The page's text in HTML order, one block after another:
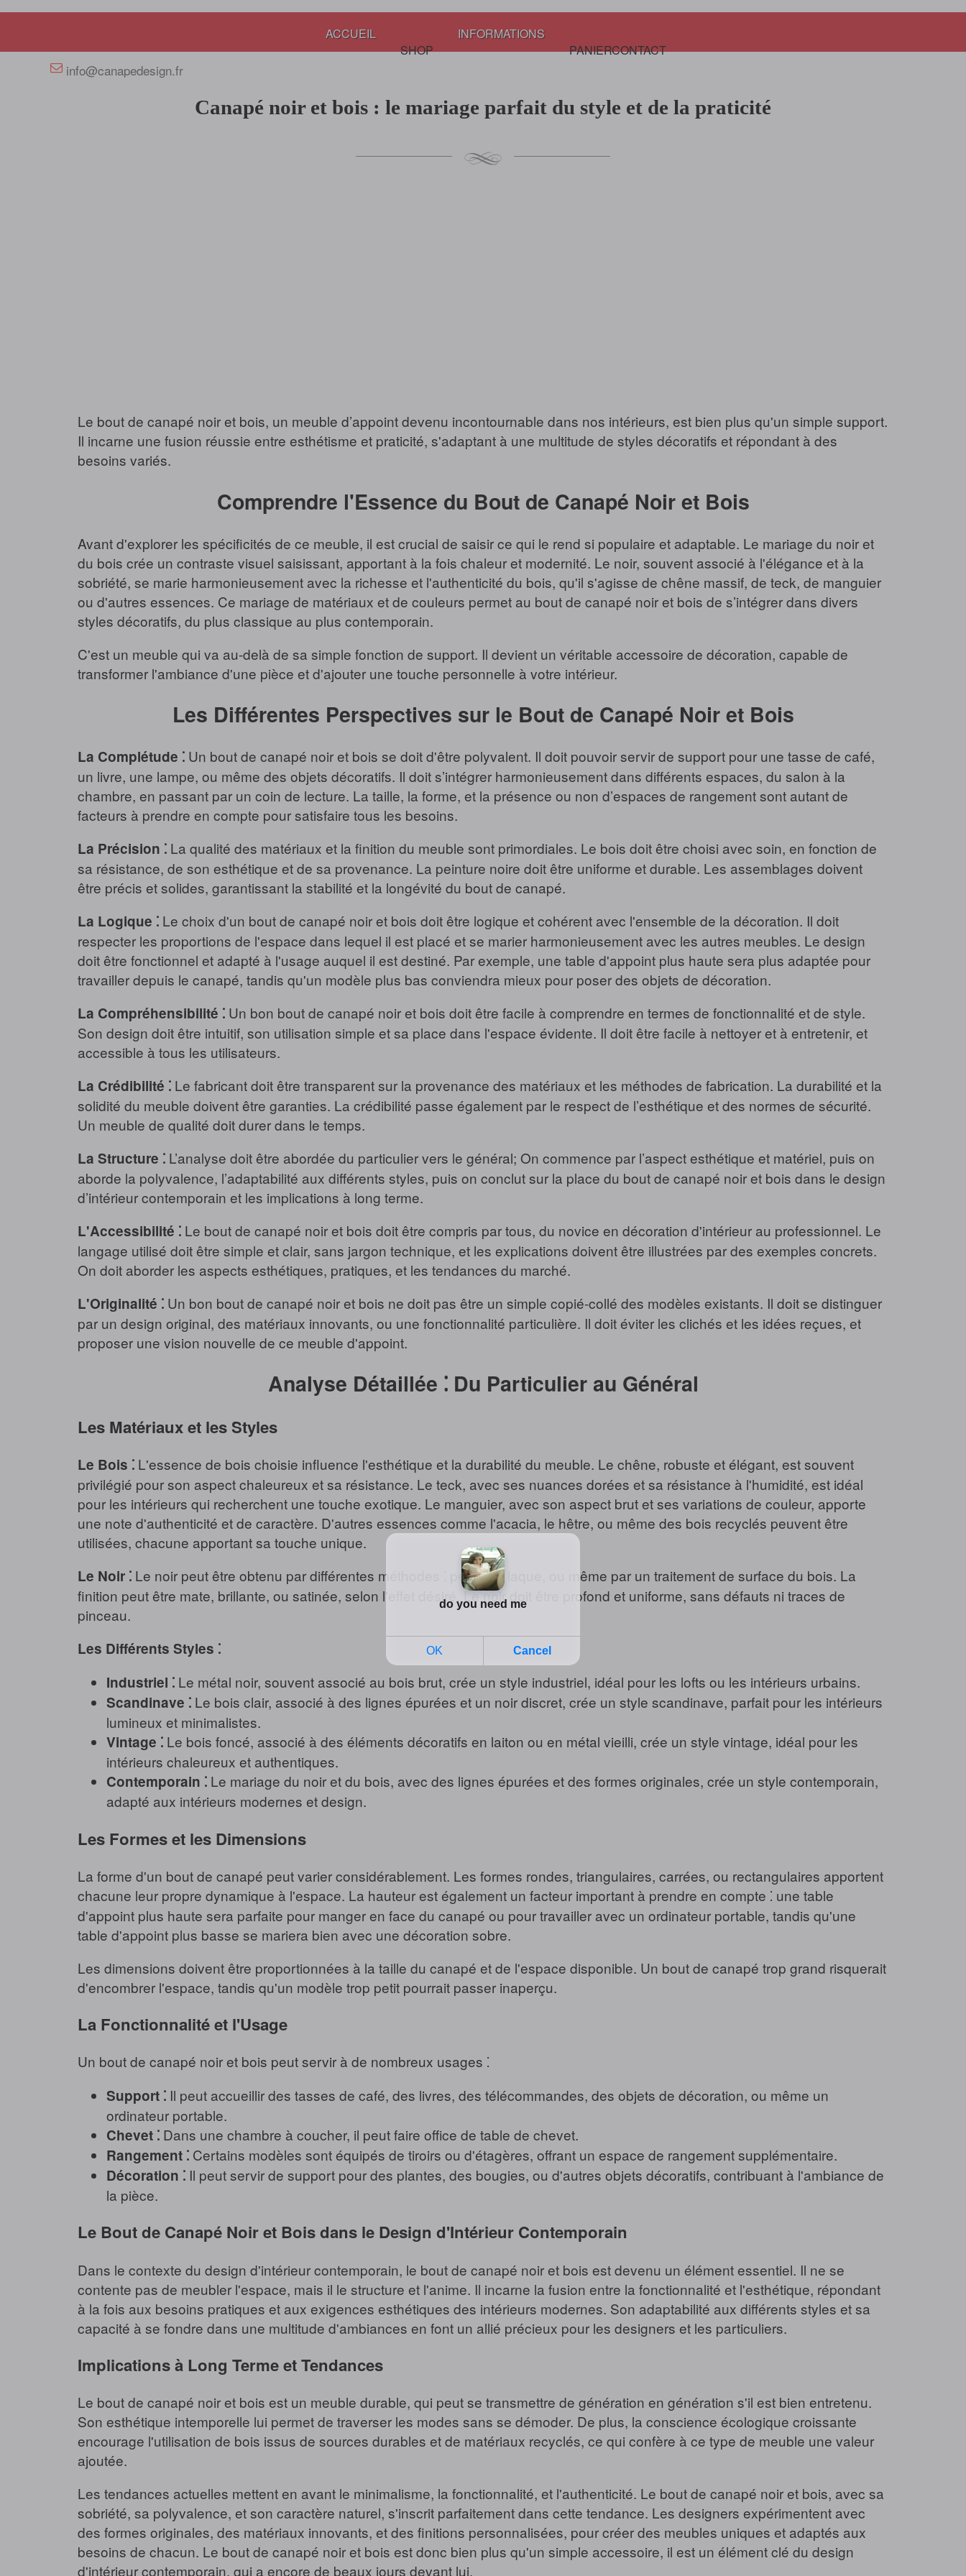
info@canapedesign.fr
ACCUEIL
SHOP
INFORMATIONS
PANIERCONTACT
Canapé noir et bois : le mariage parfait du style et de la praticité
Le bout de canapé noir et bois, un meuble d’appoint devenu incontournable dans nos intérieurs, est bien plus qu'un simple support.
Il incarne une fusion réussie entre esthétisme et praticité, s'adaptant à une multitude de styles décoratifs et répondant à des
besoins variés.
Comprendre l'Essence du Bout de Canapé Noir et Bois
Avant d'explorer les spécificités de ce meuble, il est crucial de saisir ce qui le rend si populaire et adaptable. Le mariage du noir et
du bois crée un contraste visuel saisissant, apportant à la fois chaleur et modernité. Le noir, souvent associé à l'élégance et à la
sobriété, se marie harmonieusement avec la richesse et l'authenticité du bois, qu'il s'agisse de chêne massif, de teck, de manguier
ou d'autres essences. Ce mariage de matériaux et de couleurs permet au bout de canapé noir et bois de s’intégrer dans divers
styles décoratifs, du plus classique au plus contemporain.
C'est un meuble qui va au-delà de sa simple fonction de support. Il devient un véritable accessoire de décoration, capable de
transformer l'ambiance d'une pièce et d'ajouter une touche personnelle à votre intérieur.
Les Différentes Perspectives sur le Bout de Canapé Noir et Bois
La Complétude ⁚Un bout de canapé noir et bois se doit d'être polyvalent. Il doit pouvoir servir de support pour une tasse de café,
un livre, une lampe, ou même des objets décoratifs. Il doit s’intégrer harmonieusement dans différents espaces, du salon à la
chambre, en passant par un coin de lecture. La taille, la forme, et la présence ou non d’espaces de rangement sont autant de
facteurs à prendre en compte pour satisfaire tous les besoins.
La Précision ⁚La qualité des matériaux et la finition du meuble sont primordiales. Le bois doit être choisi avec soin, en fonction de
sa résistance, de son esthétique et de sa provenance. La peinture noire doit être uniforme et durable. Les assemblages doivent
être précis et solides, garantissant la stabilité et la longévité du bout de canapé.
La Logique ⁚Le choix d'un bout de canapé noir et bois doit être logique et cohérent avec l'ensemble de la décoration. Il doit
respecter les proportions de l'espace dans lequel il est placé et se marier harmonieusement avec les autres meubles. Le design
doit être fonctionnel et adapté à l'usage auquel il est destiné. Par exemple, une table d'appoint plus haute sera plus adaptée pour
travailler depuis le canapé, tandis qu'un modèle plus bas conviendra mieux pour poser des objets de décoration.
La Compréhensibilité ⁚Un bon bout de canapé noir et bois doit être facile à comprendre en termes de fonctionnalité et de style.
Son design doit être intuitif, son utilisation simple et sa place dans l'espace évidente. Il doit être facile à nettoyer et à entretenir, et
accessible à tous les utilisateurs.
La Crédibilité ⁚Le fabricant doit être transparent sur la provenance des matériaux et les méthodes de fabrication. La durabilité et la
solidité du meuble doivent être garanties. La crédibilité passe également par le respect de l’esthétique et des normes de sécurité.
Un meuble de qualité doit durer dans le temps.
La Structure ⁚L’analyse doit être abordée du particulier vers le général; On commence par l’aspect esthétique et matériel, puis on
aborde la polyvalence, l’adaptabilité aux différents styles, puis on conclut sur la place du bout de canapé noir et bois dans le design
d’intérieur contemporain et les implications à long terme.
L'Accessibilité ⁚Le bout de canapé noir et bois doit être compris par tous, du novice en décoration d'intérieur au professionnel. Le
langage utilisé doit être simple et clair, sans jargon technique, et les explications doivent être illustrées par des exemples concrets.
On doit aborder les aspects esthétiques, pratiques, et les tendances du marché.
L'Originalité ⁚Un bon bout de canapé noir et bois ne doit pas être un simple copié-collé des modèles existants. Il doit se distinguer
par un design original, des matériaux innovants, ou une fonctionnalité particulière. Il doit éviter les clichés et les idées reçues, et
proposer une vision nouvelle de ce meuble d'appoint.
Analyse Détaillée ⁚ Du Particulier au Général
Les Matériaux et les Styles
Le Bois ⁚L'essence de bois choisie influence l'esthétique et la durabilité du meuble. Le chêne, robuste et élégant, est souvent
privilégié pour son aspect chaleureux et sa résistance. Le teck, avec ses nuances dorées et sa résistance à l'humidité, est idéal
pour les intérieurs qui recherchent une touche exotique. Le manguier, avec son aspect brut et ses variations de couleur, apporte
une note d'authenticité et de caractère. D'autres essences comme l'acacia, le hêtre, ou même des bois recyclés peuvent être
utilisées, chacune apportant sa touche unique.
Le Noir ⁚Le noir peut être obtenu par différentes méthodes ⁚ peinture, laque, ou même par un traitement de surface du bois. La
finition peut être mate, brillante, ou satinée, selon l'effet désiré. Le noir doit être profond et uniforme, sans défauts ni traces de
pinceau.
Les Différents Styles ⁚
Industriel ⁚Le métal noir, souvent associé au bois brut, crée un style industriel, idéal pour les lofts ou les intérieurs urbains.
Scandinave ⁚Le bois clair, associé à des lignes épurées et un noir discret, crée un style scandinave, parfait pour les intérieurs
lumineux et minimalistes.
Vintage ⁚Le bois foncé, associé à des éléments décoratifs en laiton ou en métal vieilli, crée un style vintage, idéal pour les
intérieurs chaleureux et authentiques.
Contemporain ⁚Le mariage du noir et du bois, avec des lignes épurées et des formes originales, crée un style contemporain,
adapté aux intérieurs modernes et design.
Les Formes et les Dimensions
La forme d'un bout de canapé peut varier considérablement. Les formes rondes, triangulaires, carrées, ou rectangulaires apportent
chacune leur propre dynamique à l'espace. La hauteur est également un facteur important à prendre en compte ⁚ une table
d'appoint plus haute sera parfaite pour manger en face du canapé ou pour travailler avec un ordinateur portable, tandis qu'une
table d'appoint plus basse se mariera bien avec une décoration sobre.
Les dimensions doivent être proportionnées à la taille du canapé et de l'espace disponible. Un bout de canapé trop grand risquerait
d'encombrer l'espace, tandis qu'un modèle trop petit pourrait passer inaperçu.
La Fonctionnalité et l'Usage
Un bout de canapé noir et bois peut servir à de nombreux usages ⁚
Support ⁚Il peut accueillir des tasses de café, des livres, des télécommandes, des objets de décoration, ou même un
ordinateur portable.
Chevet ⁚Dans une chambre à coucher, il peut faire office de table de chevet.
Rangement ⁚Certains modèles sont équipés de tiroirs ou d'étagères, offrant un espace de rangement supplémentaire.
Décoration ⁚Il peut servir de support pour des plantes, des bougies, ou d'autres objets décoratifs, contribuant à l'ambiance de
la pièce.
Le Bout de Canapé Noir et Bois dans le Design d'Intérieur Contemporain
Dans le contexte du design d'intérieur contemporain, le bout de canapé noir et bois est devenu un élément essentiel. Il ne se
contente pas de meubler l'espace, mais il le structure et l'anime. Il incarne la fusion entre la fonctionnalité et l'esthétique, répondant
à la fois aux besoins pratiques et aux exigences esthétiques des intérieurs modernes. Son adaptabilité aux différents styles et sa
capacité à se fondre dans une multitude d'ambiances en font un allié précieux pour les designers et les particuliers.
Implications à Long Terme et Tendances
Le bout de canapé noir et bois est un meuble durable, qui peut se transmettre de génération en génération s'il est bien entretenu.
Son esthétique intemporelle lui permet de traverser les modes sans se démoder. De plus, la conscience écologique croissante
encourage l'utilisation de bois issus de sources durables et de matériaux recyclés, ce qui confère à ce type de meuble une valeur
ajoutée.
Les tendances actuelles mettent en avant le minimalisme, la fonctionnalité, et l'authenticité. Le bout de canapé noir et bois, avec sa
sobriété, sa polyvalence, et son caractère naturel, s'inscrit parfaitement dans cette tendance. Les designers expérimentent avec
des formes originales, des matériaux innovants, et des finitions personnalisées, pour créer des meubles uniques et adaptés aux
besoins de chacun. Le bout de canapé noir et bois est donc bien plus qu'un simple accessoire, il est un élément clé du design
d'intérieur contemporain, qui a encore de beaux jours devant lui.